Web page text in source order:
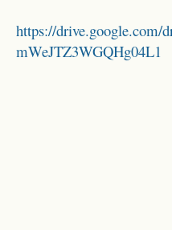
https://drive.google.com/
mWeJTZ3WGQHg04L1